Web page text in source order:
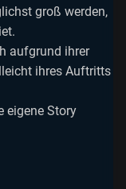
groß werden,
aufgrund ihrer
ihres Auftritts
eigene Story